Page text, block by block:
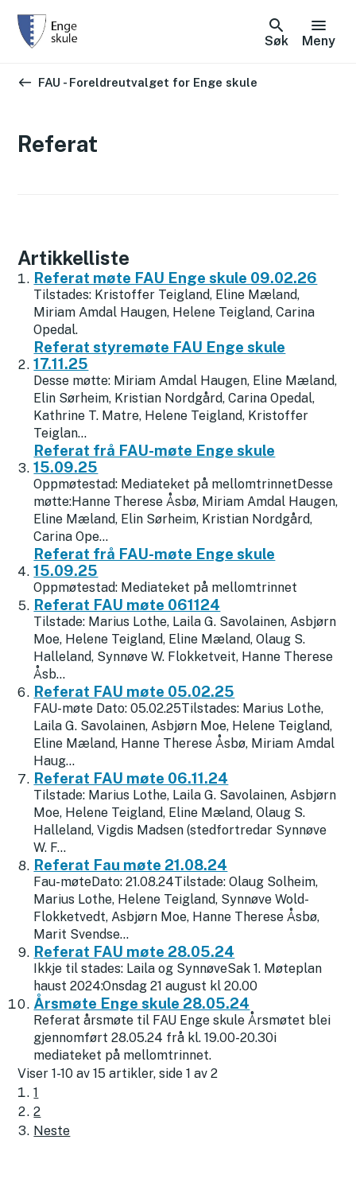
Søk Meny
Du er her:
FAU - Foreldreutvalget for Enge skule
Referat
Artikkelliste
Referat møte FAU Enge skule 09.02.26
Tilstades: Kristoffer Teigland, Eline Mæland,
Miriam Amdal Haugen, Helene Teigland, Carina
Opedal.
Referat styremøte FAU Enge skule
17.11.25
Desse møtte: Miriam Amdal Haugen, Eline Mæland,
Elin Sørheim, Kristian Nordgård, Carina Opedal,
Kathrine T. Matre, Helene Teigland, Kristoffer
Teiglan...
Referat frå FAU-møte Enge skule
15.09.25
Oppmøtestad: Mediateket på mellomtrinnetDesse
møtte:Hanne Therese Åsbø, Miriam Amdal Haugen,
Eline Mæland, Elin Sørheim, Kristian Nordgård,
Carina Ope...
Referat frå FAU-møte Enge skule
15.09.25
Oppmøtestad: Mediateket på mellomtrinnet
Referat FAU møte 061124
Tilstade: Marius Lothe, Laila G. Savolainen, Asbjørn
Moe, Helene Teigland, Eline Mæland, Olaug S.
Halleland, Synnøve W. Flokketveit, Hanne Therese
Åsb...
Referat FAU møte 05.02.25
FAU-møte Dato: 05.02.25Tilstades: Marius Lothe,
Laila G. Savolainen, Asbjørn Moe, Helene Teigland,
Eline Mæland, Hanne Therese Åsbø, Miriam Amdal
Haug...
Referat FAU møte 06.11.24
Tilstade: Marius Lothe, Laila G. Savolainen, Asbjørn
Moe, Helene Teigland, Eline Mæland, Olaug S.
Halleland, Vigdis Madsen (stedfortredar Synnøve
W. F...
Referat Fau møte 21.08.24
Fau-møteDato: 21.08.24Tilstade: Olaug Solheim,
Marius Lothe, Helene Teigland, Synnøve Wold-
Flokketvedt, Asbjørn Moe, Hanne Therese Åsbø,
Marit Svendse...
Referat FAU møte 28.05.24
Ikkje til stades: Laila og SynnøveSak 1. Møteplan
haust 2024:Onsdag 21 august kl 20.00
Årsmøte Enge skule 28.05.24
Referat årsmøte til FAU Enge skule Årsmøtet blei
gjennomført 28.05.24 frå kl. 19.00-20.30i
mediateket på mellomtrinnet.
Viser1-10 av15 artikler,side1 av2
1
2
Neste